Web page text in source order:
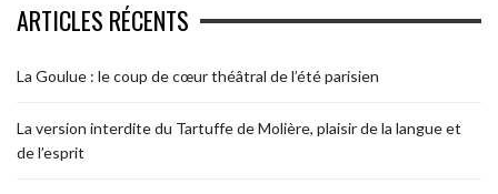
ARTICLES RÉCENTS
La Goulue : le coup de cœur théâtral de l’été parisien
La version interdite du Tartuffe de Molière, plaisir de la langue et
de l’esprit